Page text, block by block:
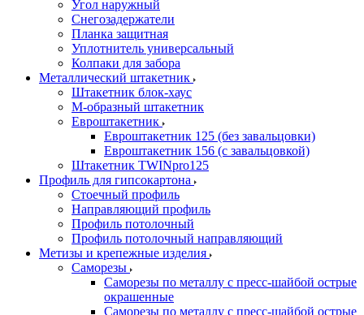
Угол наружный
Снегозадержатели
Планка защитная
Уплотнитель универсальный
Колпаки для забора
Металлический штакетник
Штакетник блок-хаус
М-образный штакетник
Евроштакетник
Евроштакетник 125 (без завальцовки)
Евроштакетник 156 (с завальцовкой)
Штакетник TWINpro125
Профиль для гипсокартона
Стоечный профиль
Направляющий профиль
Профиль потолочный
Профиль потолочный направляющий
Метизы и крепежные изделия
Саморезы
Саморезы по металлу с пресс-шайбой острые
окрашенные
Саморезы по металлу с пресс-шайбой острые